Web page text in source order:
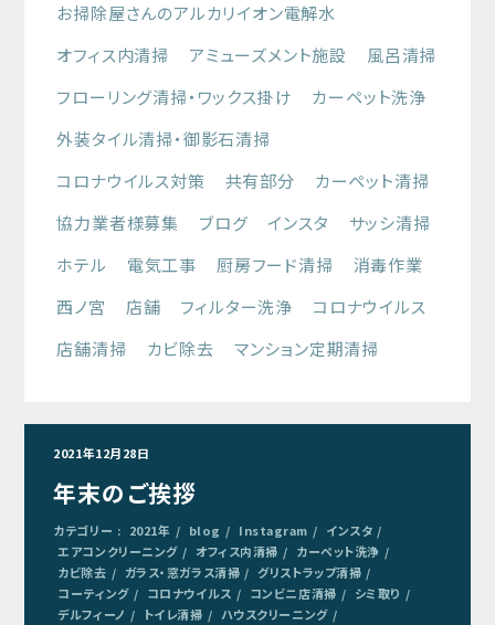
お掃除屋さんのアルカリイオン電解水
オフィス内清掃
アミューズメント施設
風呂清掃
フローリング清掃・ワックス掛け
カーペット洗浄
外装タイル清掃・御影石清掃
コロナウイルス対策
共有部分
カーペット清掃
協力業者様募集
ブログ インスタ
サッシ清掃
ホテル
電気工事 厨房フード清掃
消毒作業
西ノ宮
店舗 フィルター洗浄
コロナウイルス
店舗清掃
カビ除去 マンション定期清掃
2021年12月28日
年末のご挨拶
カテゴリー : 2021年 blog Instagram
インスタ
エアコンクリーニング
オフィス内清掃
カーペット洗浄
カビ除去
ガラス・窓ガラス清掃
グリストラップ清掃
コーティング
コロナウイルス コンビニ店清掃
シミ取り
デルフィーノ
トイレ清掃
ハウスクリーニング